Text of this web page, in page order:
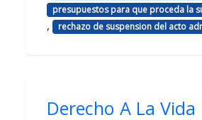
presupuestos para que proceda la
, rechazo de suspension del acto
Derecho A La Vida